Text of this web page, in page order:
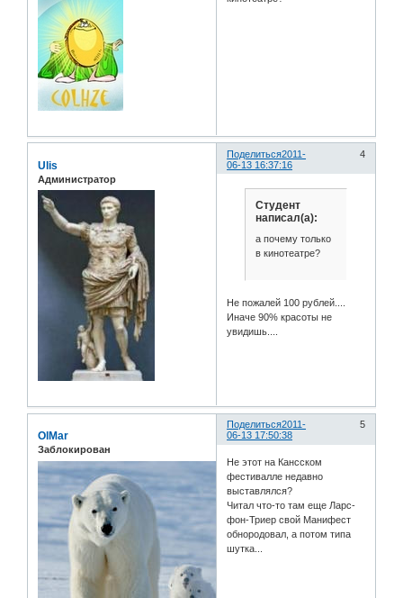
Поделиться 4
2011-
06-13 16:37:16
Ulis
Администратор
Студент
написал(а):
а почему только
в кинотеатре?
Не пожалей 100 рублей....
Иначе 90% красоты не
увидишь....
Поделиться 5
2011-
06-13 17:50:38
OlMar
Заблокирован
Не этот на Кансском
фестивалле недавно
выставлялся?
Читал что-то там еще Ларс-
фон-Триер свой Манифест
обнородовал, а потом типа
шутка...